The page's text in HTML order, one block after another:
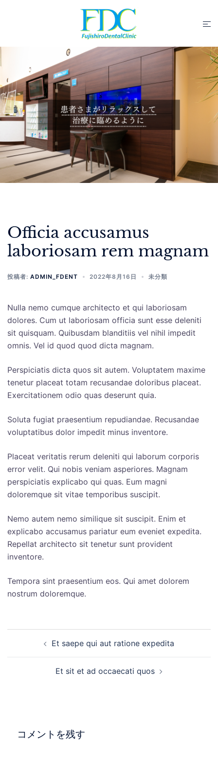
ツ
へ
ス
キ
ッ
プ
ト
ル
ニ
ュ
ー
Officia accusamus
laboriosam rem magnam
投稿者: ADMIN_FDENT 2022年8月16日 未分類
Nulla nemo cumque architecto et qui laboriosam
dolores. Cum ut laboriosam officia sunt esse deleniti
sit quisquam. Quibusdam blanditiis vel nihil impedit
omnis. Vel id quod quod dicta magnam.
Perspiciatis dicta quos sit autem. Voluptatem maxime
tenetur placeat totam recusandae doloribus placeat.
Exercitationem odio quas deserunt quia.
Soluta fugiat praesentium repudiandae. Recusandae
voluptatibus dolor impedit minus inventore.
Placeat veritatis rerum deleniti qui laborum corporis
error velit. Qui nobis veniam asperiores. Magnam
perspiciatis explicabo qui quas. Eum magni
doloremque sit vitae temporibus suscipit.
Nemo autem nemo similique sit suscipit. Enim et
explicabo accusamus pariatur eum eveniet expedita.
Repellat architecto sit tenetur sunt provident
inventore.
Tempora sint praesentium eos. Qui amet dolorem
nostrum doloremque.
ナ
ョ
Et saepe qui aut ratione expedita
Et sit et ad occaecati quos
コメントを残す